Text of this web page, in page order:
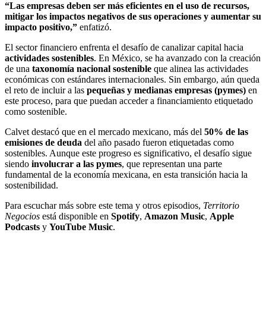
“Las empresas deben ser más eficientes en el uso de recursos,
mitigar los impactos negativos de sus operaciones y aumentar su
impacto positivo,” enfatizó.
El sector financiero enfrenta el desafío de canalizar capital hacia
actividades sostenibles. En México, se ha avanzado con la creación
de una taxonomía nacional sostenible que alinea las actividades
económicas con estándares internacionales. Sin embargo, aún queda
el reto de incluir a las pequeñas y medianas empresas (pymes) en
este proceso, para que puedan acceder a financiamiento etiquetado
como sostenible.
Calvet destacó que en el mercado mexicano, más del 50% de las
emisiones de deuda del año pasado fueron etiquetadas como
sostenibles. Aunque este progreso es significativo, el desafío sigue
siendo involucrar a las pymes, que representan una parte
fundamental de la economía mexicana, en esta transición hacia la
sostenibilidad.
Para escuchar más sobre este tema y otros episodios, Territorio
Negocios está disponible en Spotify, Amazon Music, Apple
Podcasts y YouTube Music.